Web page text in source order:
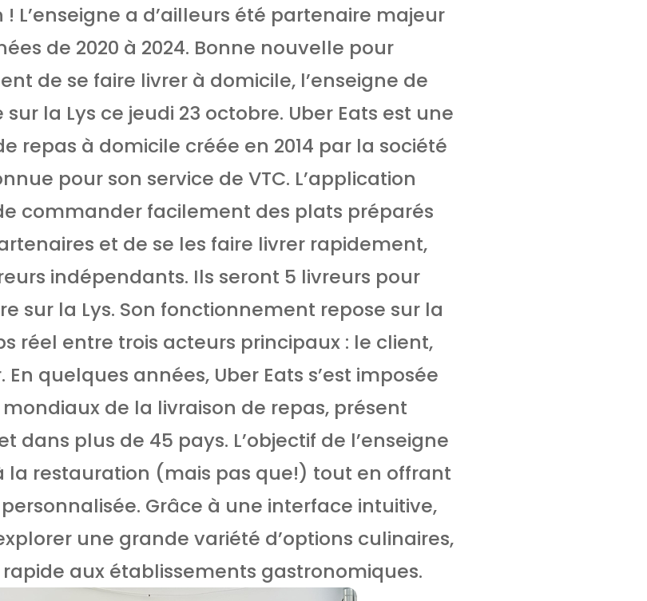
L’enseigne a d’ailleurs été partenaire majeur
de 2020 à 2024. Bonne nouvelle pour
de se faire livrer à domicile, l’enseigne de
la Lys ce jeudi 23 octobre. Uber Eats est une
repas à domicile créée en 2014 par la société
pour son service de VTC. L’application
commander facilement des plats préparés
et de se les faire livrer rapidement,
indépendants. Ils seront 5 livreurs pour
sur la Lys. Son fonctionnement repose sur la
réel entre trois acteurs principaux : le client,
quelques années, Uber Eats s’est imposée
de la livraison de repas, présent
dans plus de 45 pays. L’objectif de l’enseigne
la restauration (mais pas que!) tout en offrant
Grâce à une interface intuitive,
une grande variété d’options culinaires,
aux établissements gastronomiques.